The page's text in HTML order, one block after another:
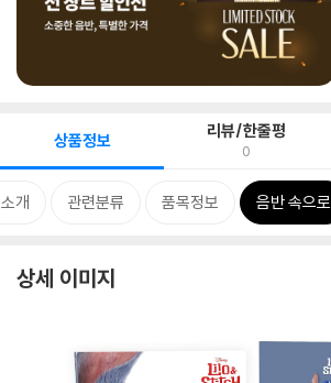
상품정보 리뷰/한줄평
0
개 관련분류 품목정보 음반 속으로
상세 이미지